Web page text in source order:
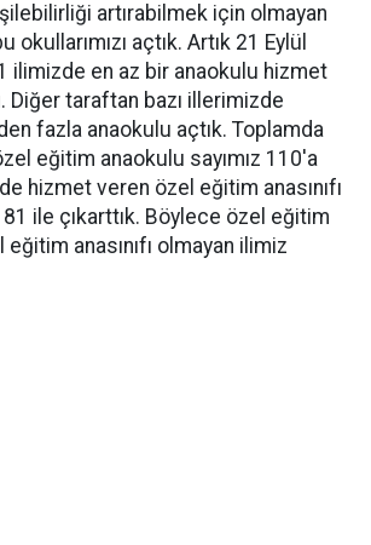
artırabilmek için olmayan
açtık. Artık 21 Eylül
ilimizde en az bir anaokulu hizmet
Diğer taraftan bazı illerimizde
fazla anaokulu açtık. Toplamda
eğitim anaokulu sayımız 110'a
hizmet veren özel eğitim anasınıfı
81 ile çıkarttık. Böylece özel eğitim
anasınıfı olmayan ilimiz